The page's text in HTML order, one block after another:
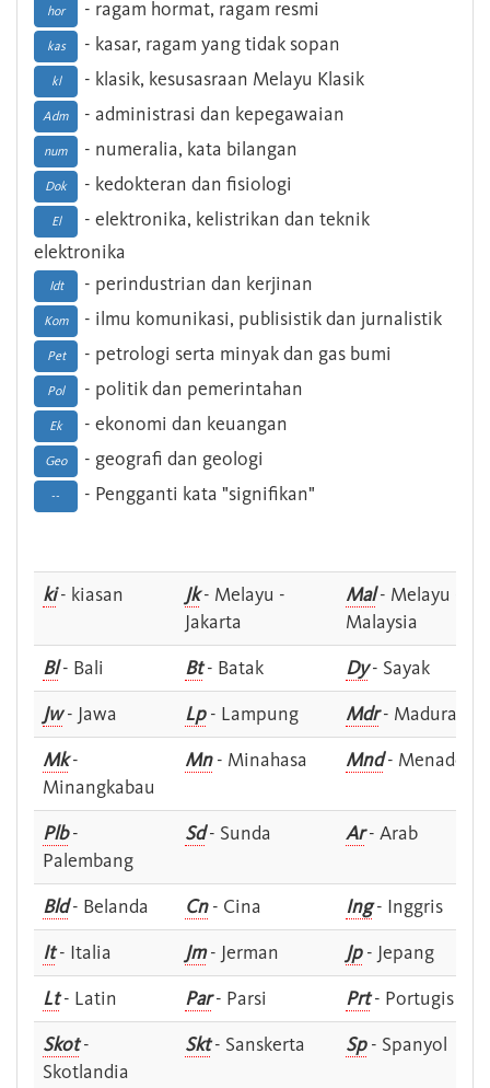
hor - ragam hormat, ragam resmi
kas - kasar, ragam yang tidak sopan
kl - klasik, kesusasraan Melayu Klasik
Adm - administrasi dan kepegawaian
num - numeralia, kata bilangan
Dok - kedokteran dan fisiologi
El
- elektronika, kelistrikan dan teknik
elektronika
Idt - perindustrian dan kerjinan
Kom - ilmu komunikasi, publisistik dan jurnalistik
Pet - petrologi serta minyak dan gas bumi
Pol - politik dan pemerintahan
Ek - ekonomi dan keuangan
Geo - geografi dan geologi
-- - Pengganti kata "signifikan"
ki- kiasan Jk- Melayu -
Jakarta
Mal- Melayu -
Malaysia
Bl- Bali Bt- Batak Dy- Sayak
Jw- Jawa Lp- Lampung Mdr- Madura
Mk-
Minangkabau
Mn- Minahasa Mnd- Menado
Plb-
Palembang
Sd- Sunda Ar- Arab
Bld- Belanda Cn- Cina Ing- Inggris
It- Italia Jm- Jerman Jp- Jepang
Lt- Latin Par- Parsi Prt- Portugis
Skot-
Skotlandia
Skt- Sanskerta Sp- Spanyol